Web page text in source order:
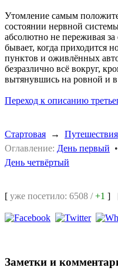
Утомление самым
состоянии нервной
абсолютно не переживая за
бывает, когда приходится
пунктов и оживлённых
безразлично всё вокруг,
вытянувшись на ровной и
Переход к описанию
Стартовая → Путешествия
Оглавление: День первый •
День четвёртый
[ уже посетило: 6508 /+1 ]
Заметки и